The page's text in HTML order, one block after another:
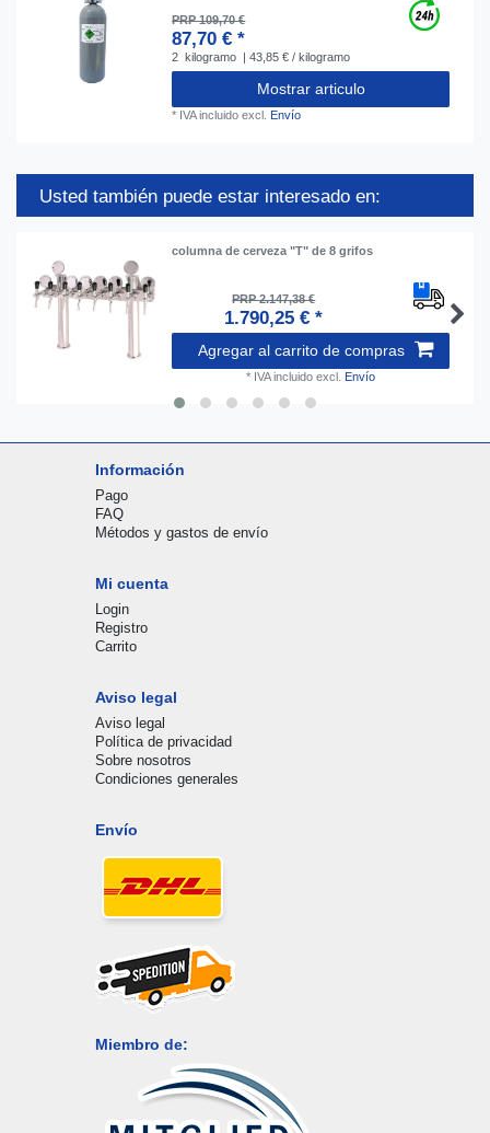
PRP 109,70 €
87,70 € *
2 kilogramo | 43,85 € / kilogramo
Mostrar articulo
* IVA incluido excl. Envío
Usted también puede estar interesado en:
columna de cerveza "T" de 8 grifos
PRP 2.147,38 €
1.790,25 € *
Agregar al carrito de compras
* IVA incluido excl. Envío
Información
Pago
FAQ
Métodos y gastos de envío
Mi cuenta
Login
Registro
Carrito
Aviso legal
Aviso legal
Política de privacidad
Sobre nosotros
Condiciones generales
Envío
Miembro de: